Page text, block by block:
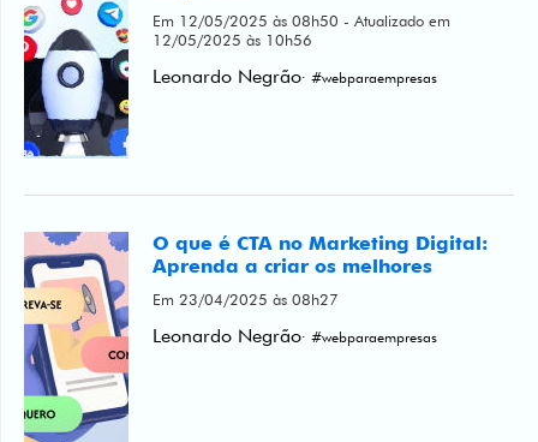
Em 12/05/2025 às 08h50 - Atualizado em
12/05/2025 às 10h56
Leonardo Negrão· #webparaempresas
O que é CTA no Marketing Digital:
Aprenda a criar os melhores
Em 23/04/2025 às 08h27
Leonardo Negrão· #webparaempresas